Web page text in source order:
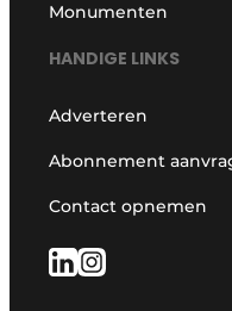
Monumenten
HANDIGE LINKS
Adverteren
Abonnement
Contact opnemen